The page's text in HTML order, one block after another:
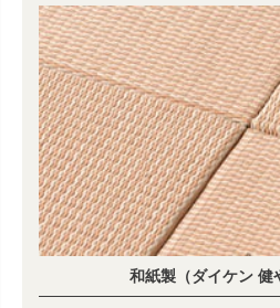
和紙製（ダイケン 健